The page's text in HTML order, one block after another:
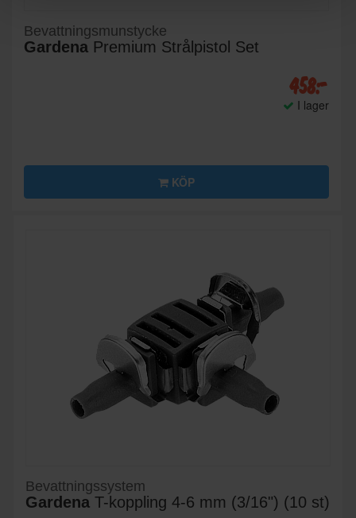
Bevattningsmunstycke
Gardena Premium Strålpistol Set
458:-
I lager
KÖP
Bevattningssystem
Gardena T-koppling 4-6 mm (3/16") (10 st)